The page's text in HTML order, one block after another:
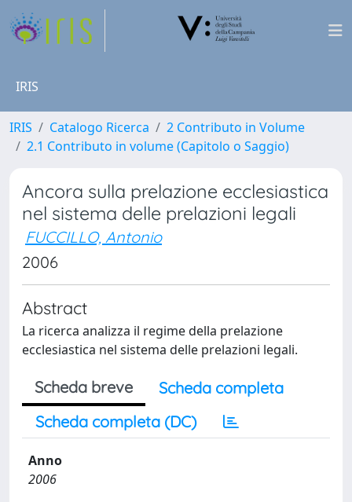
IRIS
IRIS Catalogo Ricerca
2 Contributo in Volume
2.1 Contributo in volume (Capitolo o Saggio)
Ancora sulla prelazione ecclesiastica
nel sistema delle prelazioni legali
FUCCILLO, Antonio
2006
Abstract
La ricerca analizza il regime della prelazione
ecclesiastica nel sistema delle prelazioni legali.
Scheda breve
Scheda completa
Scheda completa (DC)
Anno
2006